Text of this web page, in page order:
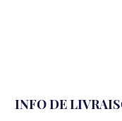
INFO DE